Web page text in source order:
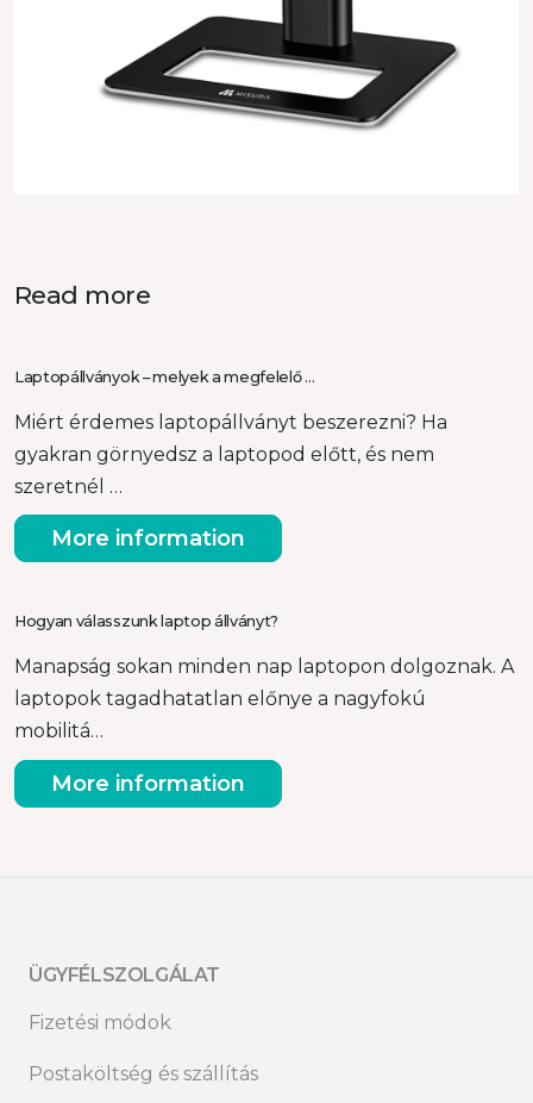
Read more
Laptopállványok – melyek a megfelelő …
Miért érdemes laptopállványt beszerezni? Ha
gyakran görnyedsz a laptopod előtt, és nem
szeretnél …
More information
Hogyan válasszunk laptop állványt?
Manapság sokan minden nap laptopon dolgoznak. A
laptopok tagadhatatlan előnye a nagyfokú
mobilitá…
More information
ÜGYFÉLSZOLGÁLAT
Fizetési módok
Postaköltség és szállítás